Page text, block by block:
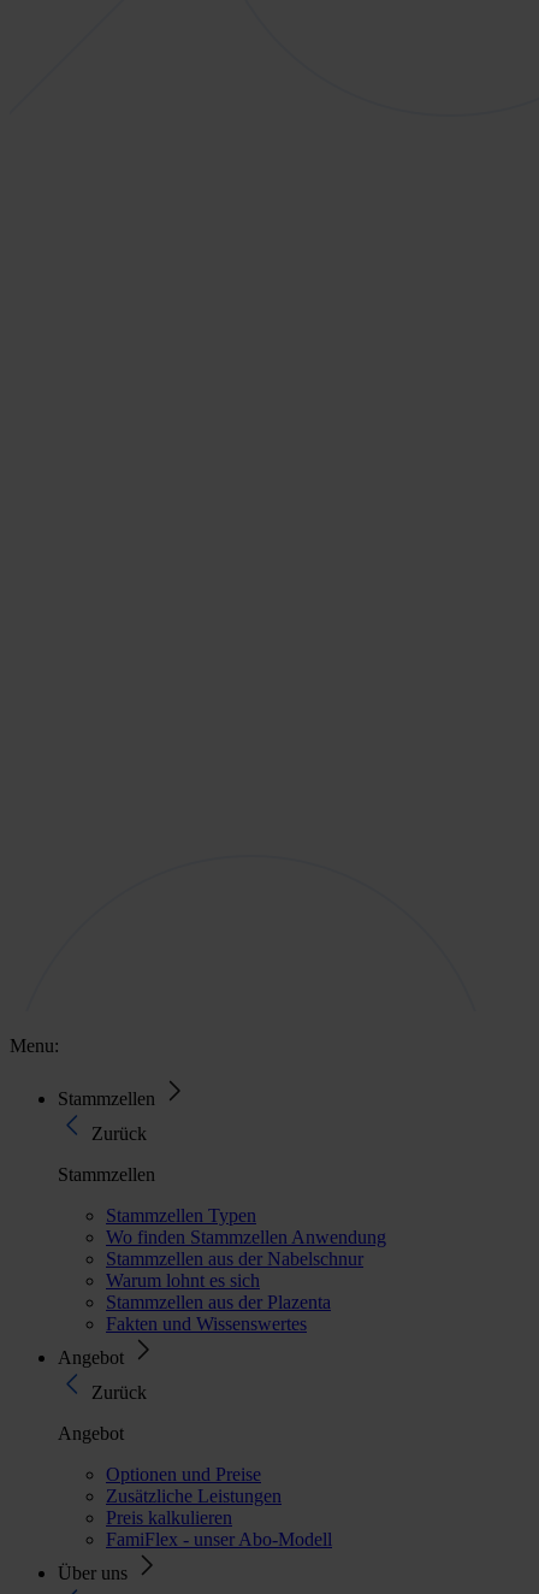
Menu:
Stammzellen
Zurück
Stammzellen
Stammzellen Typen
Wo finden Stammzellen Anwendung
Stammzellen aus der Nabelschnur
Warum lohnt es sich
Stammzellen aus der Plazenta
Fakten und Wissenswertes
Angebot
Zurück
Angebot
Optionen und Preise
Zusätzliche Leistungen
Preis kalkulieren
FamiFlex - unser Abo-Modell
Über uns